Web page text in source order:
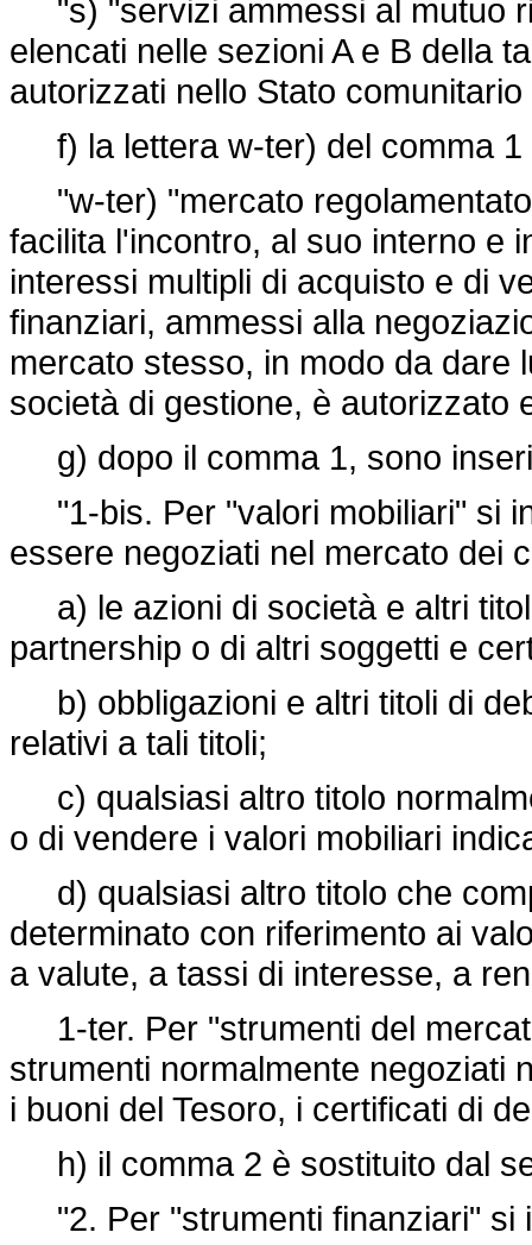
"s) "servizi ammessi al mutuo
elencati nelle sezioni A e B della
autorizzati nello Stato
f) la lettera w-ter) del comma 1
"w-ter) "mercato
facilita l'incontro, al suo interno e
interessi multipli di acquisto e di
finanziari, ammessi alla
mercato stesso, in modo da dare
società di gestione, è autorizzato
g) dopo il comma 1, sono
"1-bis. Per "valori mobiliari" si
essere negoziati nel mercato dei
a) le azioni di società e altri
partnership o di altri soggetti e
b) obbligazioni e altri titoli di
relativi a tali titoli;
c) qualsiasi altro titolo
o di vendere i valori mobiliari
d) qualsiasi altro titolo che
determinato con riferimento ai
a valute, a tassi di interesse, a
1-ter. Per "strumenti del
strumenti normalmente negoziati
i buoni del Tesoro, i certificati di
h) il comma 2 è sostituito dal
"2. Per "strumenti finanziari" si